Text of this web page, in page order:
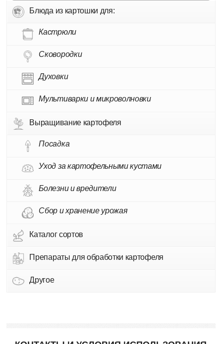
Блюда из картошки для:
Кастрюли
Сковородки
Духовки
Мультиварки и микроволновки
Выращивание картофеля
Посадка
Уход за картофельными кустами
Болезни и вредители
Сбор и хранение урожая
Каталог сортов
Препараты для обработки картофеля
Другое